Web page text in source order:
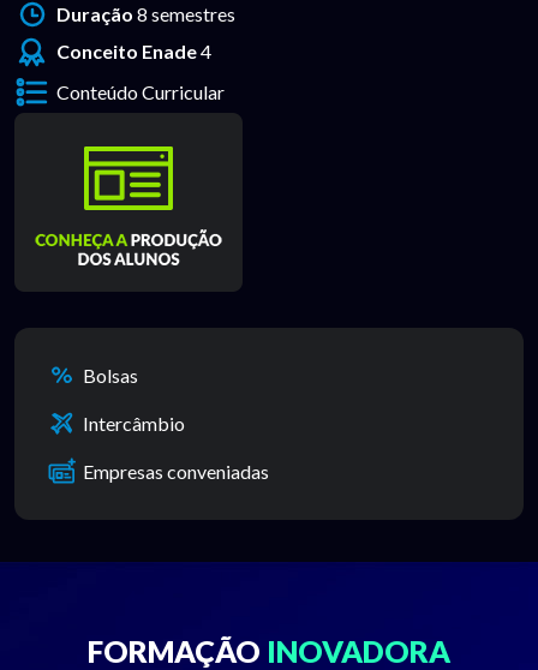
Duração 8 semestres
Conceito Enade4
Conteúdo Curricular
Bolsas
Intercâmbio
Empresas conveniadas
FORMAÇÃO INOVADORA